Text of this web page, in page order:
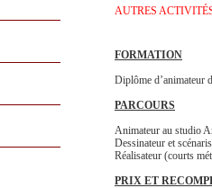
AUTRES
FORMATION
Diplôme d’animateur
PARCOURS
Animateur au studio
Dessinateur et
Réalisateur (courts
PRIX ET